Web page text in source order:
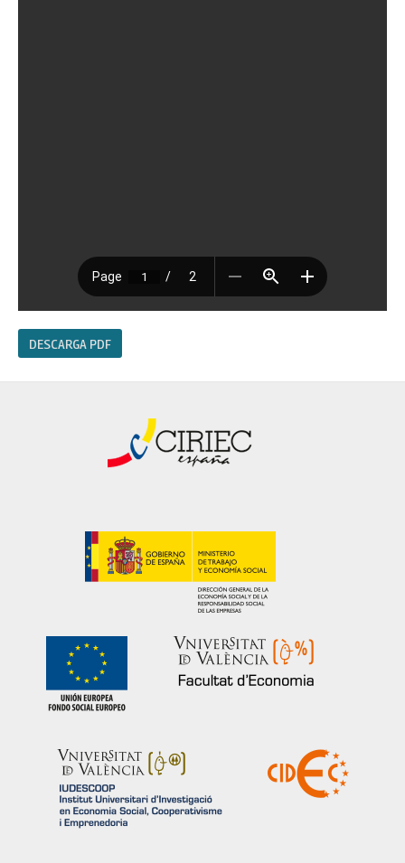
DESCARGA PDF